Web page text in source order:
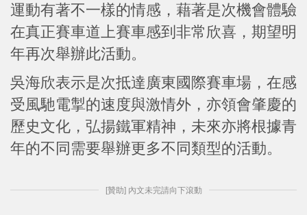
運動有著不一樣的情感，藉著是次機會體驗
在真正賽車道上賽車感到非常欣喜，期望明
年再次舉辦此活動。
吳海欣表示是次抵達廣東國際賽車場，在感
受風馳電掣的速度與激情外，亦領會肇慶的
歷史文化，弘揚鐵軍精神，未來亦將根據青
年的不同需要舉辦更多不同類型的活動。
[贊助] 內文未完請向下滾動